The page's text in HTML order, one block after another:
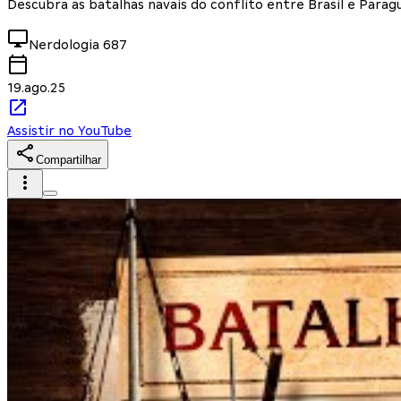
Descubra as batalhas navais do conflito entre Brasil e
Nerdologia 687
19.ago.25
Assistir no YouTube
Compartilhar